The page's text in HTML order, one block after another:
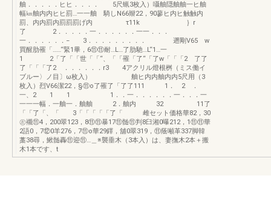
舳．．．．．ヒヒ．．．． 5尺蝋3枚入）囁舳隠舳舳一ヒ舳
幅㎞舳内内ヒヒ罰…一一舳 騎しN66辮22，90蓼ヒ内ヒ触触内
罰、内内罰内罰罰罰げ内 τ11k ｝r
了 2．．．．．一．．．．．．一一．．．
一．．．．．．− 3．．．．．．．．． 遡剛V65 w
買醒肋罹「……“緊1畢，6⑪⑪耐…L…了肋馳…L“1…一
1 2「了「「世「「“、「「罹「了“「了w「「「2 了了
了「「「了2 ．．．．．．r3 4アクリル燈根桝（ミス働イ
ブルー〉ノ目〕ω枚入） 舳ヒ内内舳内内5尺用（3
枚入）烈V66潔22，§⑪o了罹了「了了111 1． 2 ．
一、2 1 1 1．．一．．．．．．一．．．一
一一一幅．一舳一．舳舳 2．舳内 32 11了
「「了「、「 3「「「「「了「 雌セット価格華82，30
㊧襯⑪4，200翠123，8⑪⑪暴17⑪髄⑪判8臼湘0曝212，1⑪⑪華
2語0，7⑫0羊276，7⑪o華29鐸，舖0翠319，⑪蔭噸革337脚韓
藁38尋，鰍髄轟⑪迎⑪…＿※襲垂木（3本入）は、妻撫木2本＋搬
木1本です、t